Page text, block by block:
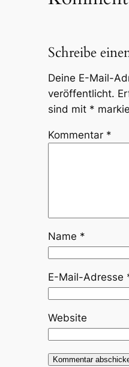
Schreibe
Deine E-Mail-
veröffentlicht.
sind mit *
Kommentar *
Name *
E-Mail-Adresse
Website